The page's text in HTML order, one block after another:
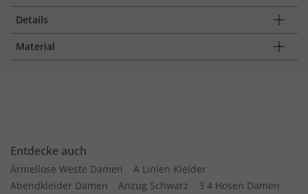
Details
Material
Entdecke auch
Ärmellose Weste Damen
A Linien Kleider
Abendkleider Damen
Anzug Schwarz
3 4 Hosen Damen